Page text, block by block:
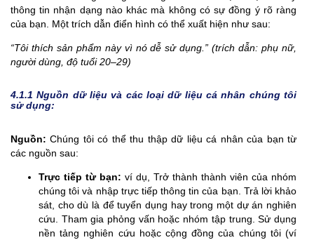
thông tin nhận dạng nào khác mà không có sự đồng ý rõ ràng
của bạn. Một trích dẫn điển hình có thể xuất hiện như sau:
“Tôi thích sản phẩm này vì nó dễ sử dụng.” (trích dẫn: phụ nữ,
người dùng, độ tuổi 20–29)
4.1.1Nguồn dữ liệu và các loại dữ liệu cá nhân chúng tôi
sử dụng:
Nguồn:Chúng tôi có thể thu thập dữ liệu cá nhân của bạn từ
các nguồn sau:
Trực tiếp từ bạn: ví dụ, Trở thành thành viên của nhóm
chúng tôi và nhập trực tiếp thông tin của bạn. Trả lời khảo
sát, cho dù là để tuyển dụng hay trong một dự án nghiên
cứu. Tham gia phỏng vấn hoặc nhóm tập trung. Sử dụng
nền tảng nghiên cứu hoặc cộng đồng của chúng tôi (ví